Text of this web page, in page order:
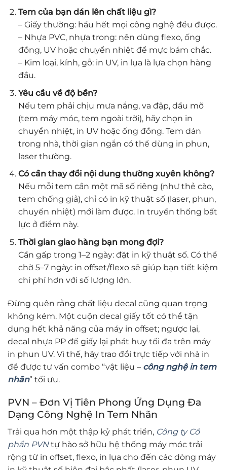
Tem của bạn dán lên chất liệu gì?
– Giấy thường: hầu hết mọi công nghệ đều được.
– Nhựa PVC, nhựa trong: nên dùng flexo, ống
đồng, UV hoặc chuyển nhiệt để mực bám chắc.
– Kim loại, kính, gỗ: in UV, in lụa là lựa chọn hàng
đầu.
Yêu cầu về độ bền?
Nếu tem phải chịu mưa nắng, va đập, dầu mỡ
(tem máy móc, tem ngoài trời), hãy chọn in
chuyển nhiệt, in UV hoặc ống đồng. Tem dán
trong nhà, thời gian ngắn có thể dùng in phun,
laser thường.
Có cần thay đổi nội dung thường xuyên không?
Nếu mỗi tem cần một mã số riêng (như thẻ cào,
tem chống giả), chỉ có in kỹ thuật số (laser, phun,
chuyển nhiệt) mới làm được. In truyền thống bất
lực ở điểm này.
Thời gian giao hàng bạn mong đợi?
Cần gấp trong 1–2 ngày: đặt in kỹ thuật số. Có thể
chờ 5–7 ngày: in offset/flexo sẽ giúp bạn tiết kiệm
chi phí hơn với số lượng lớn.
Đừng quên rằng chất liệu decal cũng quan trọng
không kém. Một cuộn decal giấy tốt có thể tận
dụng hết khả năng của máy in offset; ngược lại,
decal nhựa PP đế giấy lại phát huy tối đa trên máy
in phun UV. Vì thế, hãy trao đổi trực tiếp với nhà in
để được tư vấn combo “vật liệu – công nghệ in tem
nhãn” tối ưu.
PVN – Đơn Vị Tiên Phong Ứng Dụng Đa
Dạng Công Nghệ In Tem Nhãn
Trải qua hơn một thập kỷ phát triển, Công ty Cổ
phần PVNtự hào sở hữu hệ thống máy móc trải
rộng từ in offset, flexo, in lụa cho đến các dòng máy